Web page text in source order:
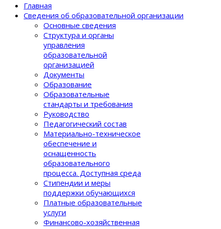
Главная
Сведения об образовательной организации
Основные сведения
Структура и органы
управления
образовательной
организацией
Документы
Образование
Образовательные
стандарты и требования
Руководство
Педагогический состав
Материально-техническое
обеспечение и
оснащенность
образовательного
процеcса. Доступная среда
Стипендии и меры
поддержки обучающихся
Платные образовательные
услуги
Финансово-хозяйственная